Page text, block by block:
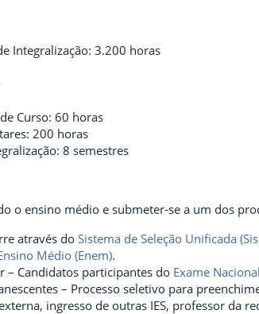
Integralização: 3.200 horas
Curso: 60 horas
200 horas
8 semestres
o ensino médio e submeter-se a um dos
através doSistema de Seleção Unificada
Médio (Enem).
– Candidatos participantes do Exame
– Processo seletivo para
ingresso de outras IES, professor da